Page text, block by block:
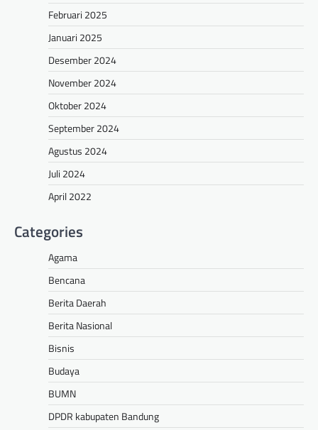
Februari 2025
Januari 2025
Desember 2024
November 2024
Oktober 2024
September 2024
Agustus 2024
Juli 2024
April 2022
Categories
Agama
Bencana
Berita Daerah
Berita Nasional
Bisnis
Budaya
BUMN
DPDR kabupaten Bandung